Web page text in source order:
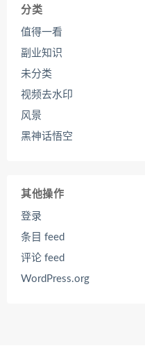
分类
值得一看
副业知识
未分类
视频去水印
风景
黑神话悟空
其他操作
登录
条目 feed
评论 feed
WordPress.org